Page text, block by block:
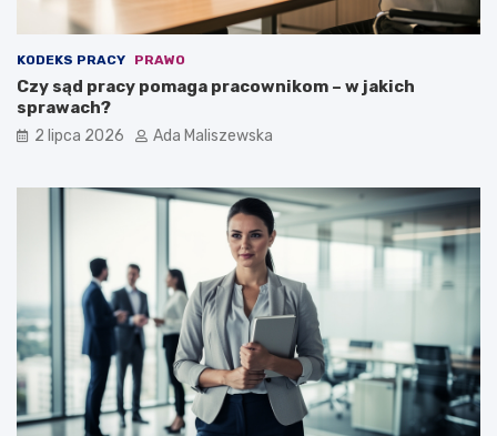
KODEKS PRACY PRAWO
Czy sąd pracy pomaga pracownikom – w jakich
sprawach?
2 lipca 2026 Ada Maliszewska